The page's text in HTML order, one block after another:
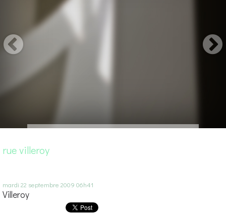
rue villeroy
mardi 22 septembre 2009 06h41
Villeroy